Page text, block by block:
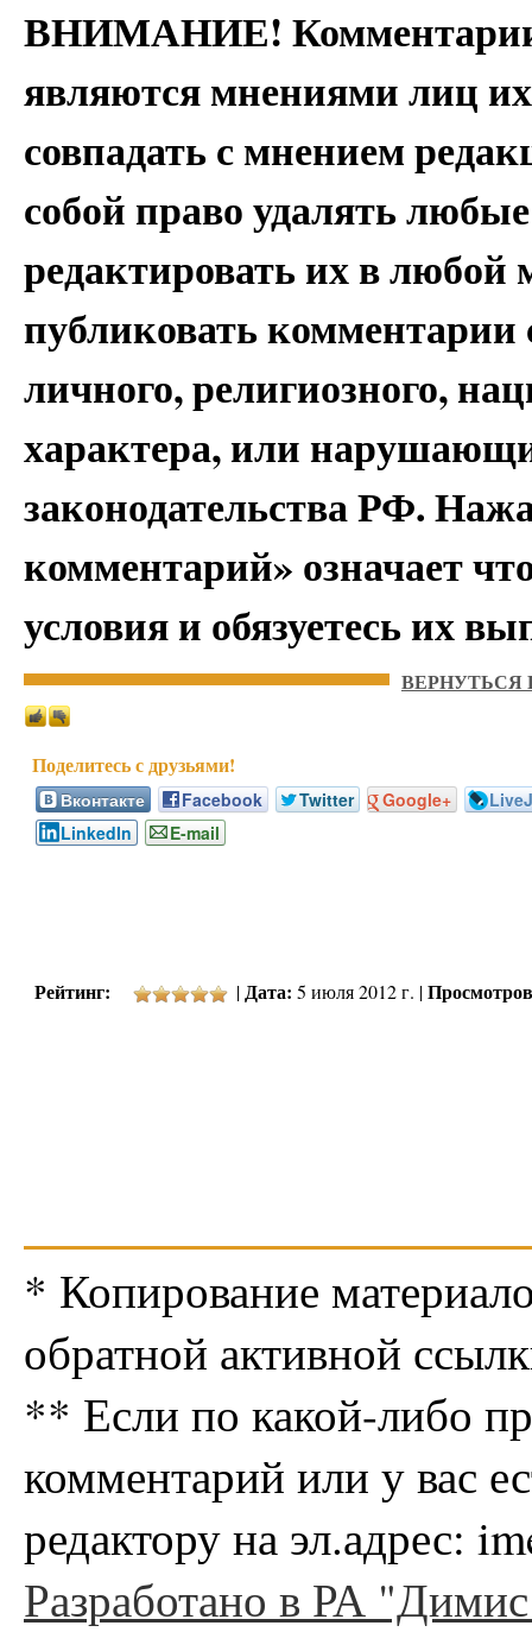
ВНИМАНИЕ! Комментарии
являются мнениями лиц
совпадать с мнением
собой право удалять
редактировать их в
публиковать
личного, религиозного,
характера, или
законодательства РФ.
комментарий» означает
условия и обязуетесь их
ВЕРНУТЬСЯ
Вконтакте Facebook Twitter Google+
LinkedIn
E-mail
Рейтинг: |Дата: 5 июля 2012 г. |
* Копирование
обратной активной
** Если по какой-либо
комментарий или у вас
редактору на эл.адрес:
Разработано в РА